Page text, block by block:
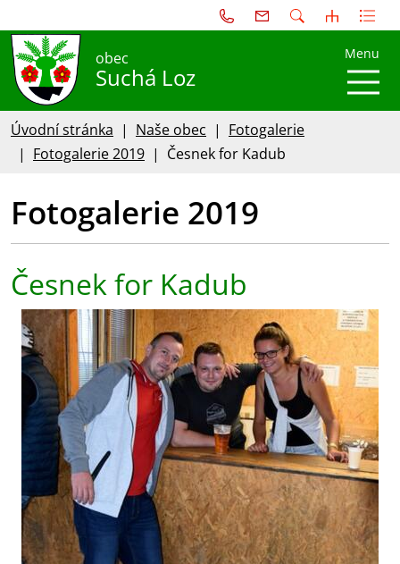
obec
Suchá Loz
Menu
Úvodní stránka Naše obec
Fotogalerie
Fotogalerie 2019
Česnek for Kadub
Fotogalerie 2019
Česnek for Kadub